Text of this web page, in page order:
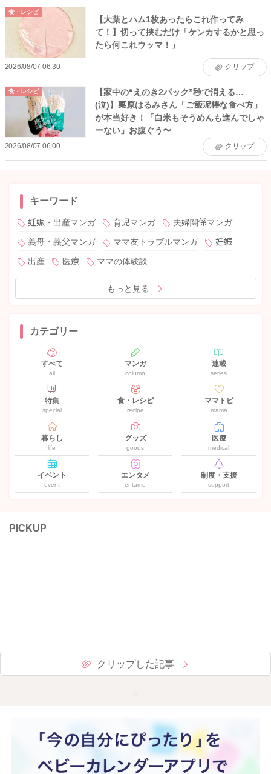
食・レシピ
【大葉とハム1枚あったらこれ作ってみ
て！】切って挟むだけ「ケンカするかと思っ
たら何これウッマ！」
2026/08/07 06:30 クリップ
食・レシピ
【家中の“えのき2パック”秒で消える…
(泣)】栗原はるみさん「ご飯泥棒な食べ方」
が本当好き！「白米もそうめんも進んでしゃ
ーない」お腹ぐう〜
2026/08/07 06:00 クリップ
キーワード
妊娠・出産マンガ 育児マンガ
夫婦関係マンガ
義母・義父マンガ
ママ友トラブルマンガ
妊娠
出産
医療 ママの体験談
もっと見る
カテゴリー
すべて
all
マンガ
column
連載
series
特集
special
食・レシピ
recipe
ママトピ
mama
暮らし
life
グッズ
goods
医療
medical
イベント
event
エンタメ
entame
制度・支援
support
PICKUP
クリップした記事